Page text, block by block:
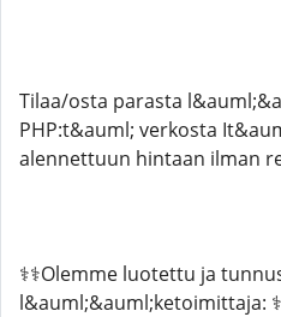
Tilaa/osta parasta
PHP:t&auml; verkosta
alennettuun hintaan ilman
⚕️⚕️Olemme luotettu ja
l&auml;&auml;ketoimittaja: